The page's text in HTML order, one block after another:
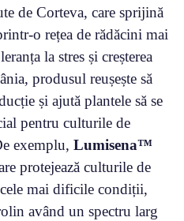
de Corteva, care sprijină
o rețea de rădăcini mai
la stres și creșterea
produsul reușește să
și ajută plantele să se
pentru culturile de
exemplu, Lumisena™
protejează culturile de
mai dificile condiții,
având un spectru larg